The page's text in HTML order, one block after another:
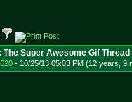
The Super Awesome Gif Thread
- 10/25/13 05:03 PM (12 years, 9